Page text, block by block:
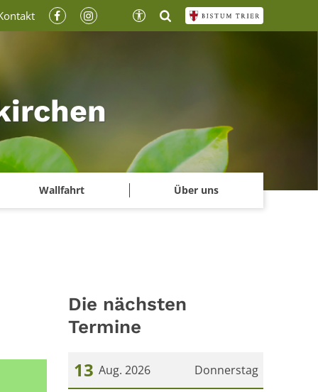
Wallfahrt Über uns
Die nächsten
Termine
Donnerstag
13 Aug. 2026